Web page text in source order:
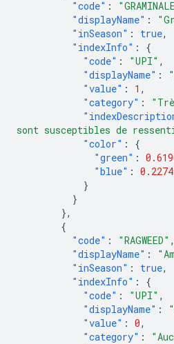
"code" :
"displayName" :
"inSeason" : true,
"indexInfo" :
{
"code" : "UPI" ,
"displayName" :
"value" : 1 ,
"category" :
sont susceptibles de
"color" :
{
"green" :
"blue" :
}
}
},
{
"code" : "RAGWEED" ,
"displayName" :
"inSeason" : true,
"indexInfo" :
{
"code" : "UPI" ,
"displayName" :
"value" : 0,
"category" :